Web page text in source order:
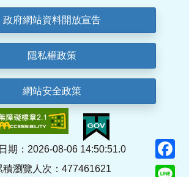
政府網站資料開放宣告
隱私權政策
網站安全政策
期：2026-08-06 14:50:51.0
積瀏覽人次：477461621